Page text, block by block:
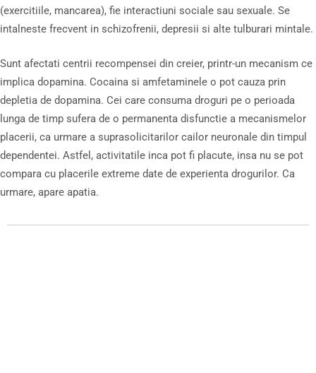
(exercitiile, mancarea), fie interactiuni sociale sau sexuale. Se
intalneste frecvent in schizofrenii, depresii si alte tulburari mintale.
Sunt afectati centrii recompensei din creier, printr-un mecanism ce
implica dopamina. Cocaina si amfetaminele o pot cauza prin
depletia de dopamina. Cei care consuma droguri pe o perioada
lunga de timp sufera de o permanenta disfunctie a mecanismelor
placerii, ca urmare a suprasolicitarilor cailor neuronale din timpul
dependentei. Astfel, activitatile inca pot fi placute, insa nu se pot
compara cu placerile extreme date de experienta drogurilor. Ca
urmare, apare apatia.